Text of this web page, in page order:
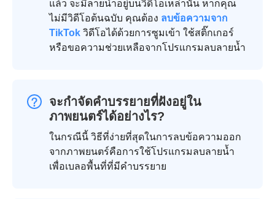
แล้ว จะมีลายน้ำอยู่บนวิดีโอเหล่านั้น หากคุณ
ไม่มีวิดีโอต้นฉบับ คุณต้อง ลบข้อความจาก
TikTok วิดีโอได้ด้วยการซูมเข้า ใช้สติ๊กเกอร์
หรือขอความช่วยเหลือจากโปรแกรมลบลายน้ำ
จะกำจัดคำบรรยายที่ฝังอยู่ใน
ภาพยนตร์ได้อย่างไร?
ในกรณีนี้ วิธีที่ง่ายที่สุดในการลบข้อความออก
จากภาพยนตร์คือการใช้โปรแกรมลบลายน้ำ
เพื่อเบลอพื้นที่ที่มีคำบรรยาย